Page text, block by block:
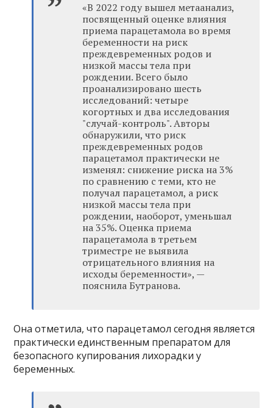
«В 2022 году вышел метаанализ,
посвященный оценке влияния
приема парацетамола во время
беременности на риск
преждевременных родов и
низкой массы тела при
рождении. Всего было
проанализировано шесть
исследований: четыре
когортных и два исследования
"случай-контроль". Авторы
обнаружили, что риск
преждевременных родов
парацетамол практически не
изменял: снижение риска на 3%
по сравнению с теми, кто не
получал парацетамол, а риск
низкой массы тела при
рождении, наоборот, уменьшал
на 35%. Оценка приема
парацетамола в третьем
триместре не выявила
отрицательного влияния на
исходы беременности», —
пояснила Бутранова.
Она отметила, что парацетамол сегодня является
практически единственным препаратом для
безопасного купирования лихорадки у
беременных.